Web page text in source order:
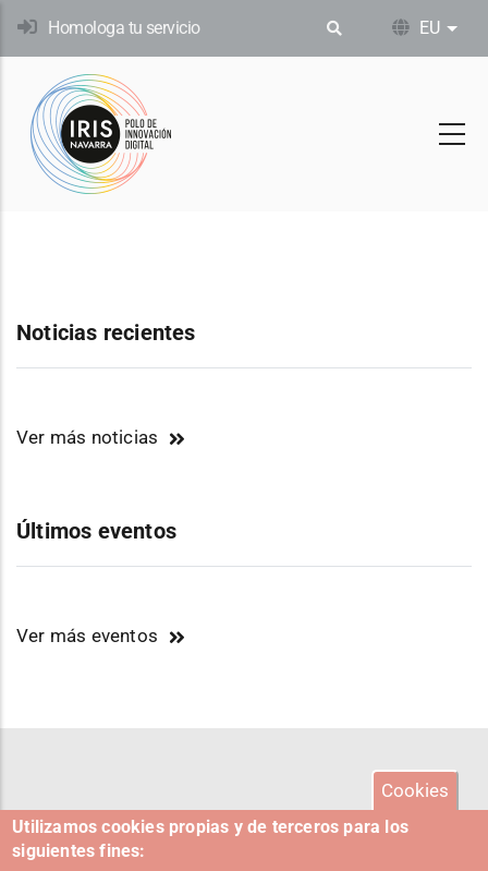
Skip
content
Homologa tu servicio EU
Noticias recientes
Ver más noticias
Últimos eventos
Ver más eventos
Cookies
Utilizamos cookies propias y de terceros para los
siguientes fines: